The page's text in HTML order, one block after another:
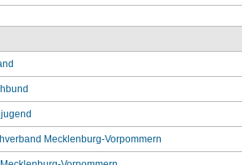
Mecklenburg-Vorpommern